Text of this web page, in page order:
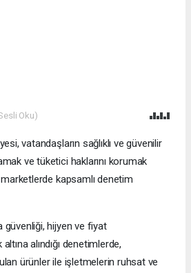
Oku)
vatandaşların sağlıklı ve güvenilir
ve tüketici haklarını korumak
kapsamlı denetim
güvenliği, hijyen ve fiyat
alındığı denetimlerde,
ürünler ile işletmelerin ruhsat ve